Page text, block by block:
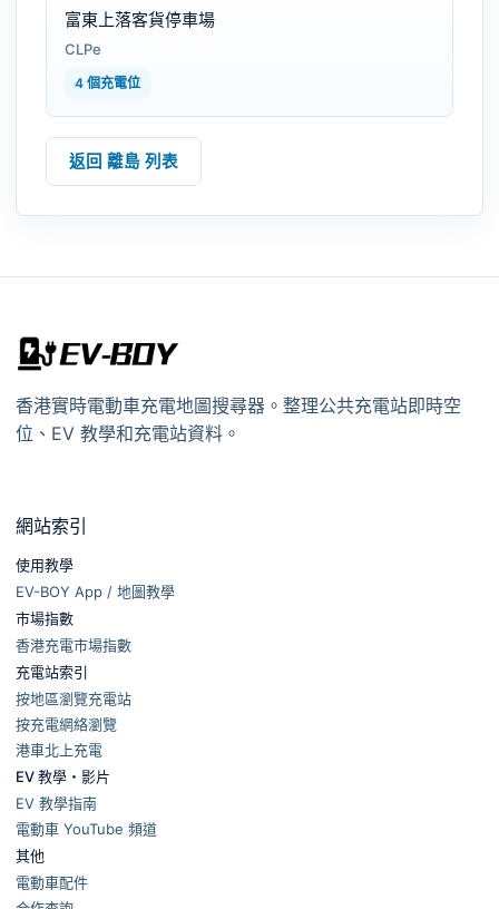
富東上落客貨停車場
CLPe
4 個充電位
返回 離島 列表
香港實時電動車充電地圖搜尋器。整理公共充電站即時空
位、EV 教學和充電站資料。
網站索引
使用教學
EV-BOY App / 地圖教學
市場指數
香港充電市場指數
充電站索引
按地區瀏覽充電站
按充電網絡瀏覽
港車北上充電
EV 教學・影片
EV 教學指南
電動車 YouTube 頻道
其他
電動車配件